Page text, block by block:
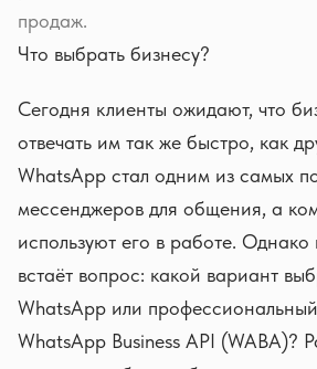
продаж.
Что выбрать бизнесу?
Сегодня клиенты ожидают, что
отвечать им так же быстро, как
WhatsApp стал одним из самых
мессенджеров для общения, а
используют его в работе.
встаёт вопрос: какой вариант
WhatsApp или
WhatsApp Business API (WABA)?